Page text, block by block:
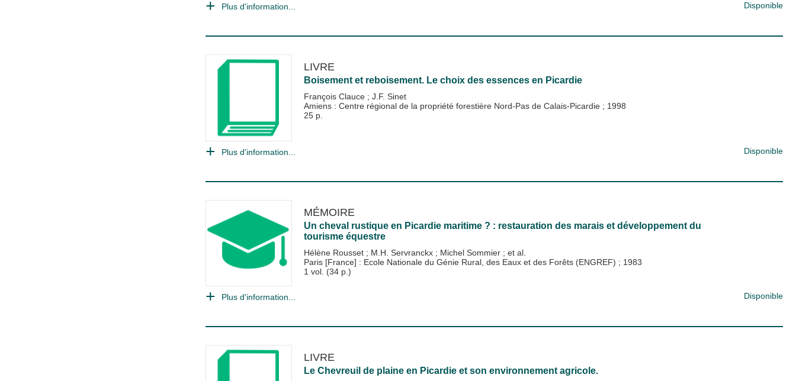
Plus d'information... Disponible
LIVRE
Boisement et reboisement. Le choix des essences en Picardie
François Clauce ; J.F. Sinet
Amiens : Centre régional de la propriété forestière Nord-Pas de Calais-Picardie ; 1998
25 p.
Plus d'information... Disponible
MÉMOIRE
Un cheval rustique en Picardie maritime ? : restauration des marais et développement du
tourisme équestre
Hélène Rousset ; M.H. Servranckx ; Michel Sommier ; et al.
Paris [France] : Ecole Nationale du Génie Rural, des Eaux et des Forêts (ENGREF) ; 1983
1 vol. (34 p.)
Plus d'information... Disponible
LIVRE
Le Chevreuil de plaine en Picardie et son environnement agricole.